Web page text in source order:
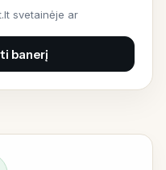
svetainėje ar
banerį